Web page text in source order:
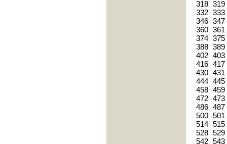
318 319
332 333
346 347
360 361
374 375
388 389
402 403
416 417
430 431
444 445
458 459
472 473
486 487
500 501
514 515
528 529
542 543